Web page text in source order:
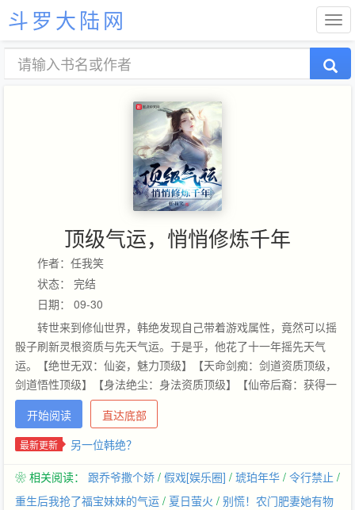
斗罗大陆网
顶级气运，悄悄修炼千年
作者：任我笑
状态： 完结
日期： 09-30
转世来到修仙世界，韩绝发现自己带着游戏属性，竟然可以摇
骰子刷新灵根资质与先天气运。于是乎，他花了十一年摇先天气
运。【绝世无双：仙姿，魅力顶级】【天命剑痴：剑道资质顶级，
剑道悟性顶级】【身法绝尘：身法资质顶级】【仙帝后裔：获得一
部绝世修仙功法、一千块上品灵石】韩绝为了长生，决定悄悄修
炼，不出风头。千年后，修真界一代换一代。当仙界清理凡间时，
韩绝不得不出手。他这才发现，好像仙神也不过如此！
开始阅读 直达底部
最新更新 另一位韩绝？
❀ 相关阅读： 跟乔爷撒个娇 / 假戏[娱乐圈] / 琥珀年华 / 令行禁止 /
重生后我抢了福宝妹妹的气运 / 夏日萤火 / 别慌！农门肥妻她有物